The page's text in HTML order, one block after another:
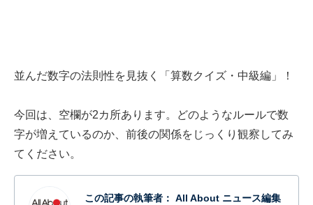
並んだ数字の法則性を見抜く「算数クイズ・中級編」！
今回は、空欄が2カ所あります。どのようなルールで数
字が増えているのか、前後の関係をじっくり観察してみ
てください。
この記事の執筆者： All About ニュース編集